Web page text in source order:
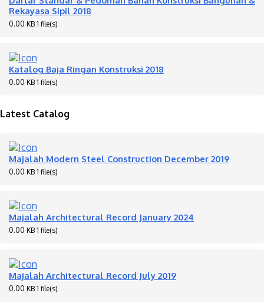
Rekayasa Sipil 2018
0.00 KB 1 file(s)
Katalog Baja Ringan Konstruksi 2018
0.00 KB 1 file(s)
Latest Catalog
Majalah Modern Steel Construction December 2019
0.00 KB 1 file(s)
Majalah Architectural Record January 2024
0.00 KB 1 file(s)
Majalah Architectural Record July 2019
0.00 KB 1 file(s)